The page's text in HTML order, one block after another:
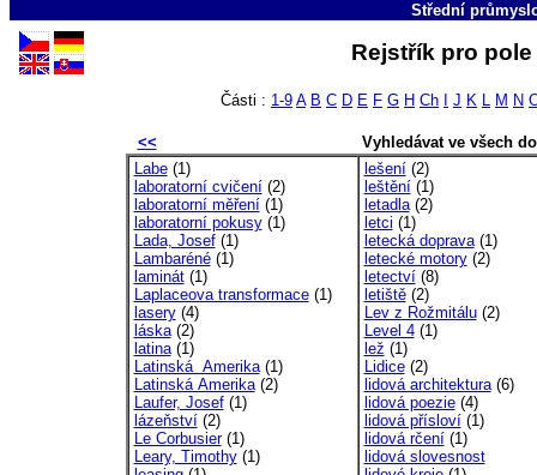
Střední
Rejstřík pro
Části : 1-9 A B C D E F G H Ch J K L M N
<<
Vyhledávat ve všech
Labe(1)
laboratorní cvičení(2)
laboratorní měření(1)
laboratorní pokusy(1)
Lada, Josef(1)
Lambaréné(1)
laminát(1)
Laplaceova transformace(1)
lasery(4)
láska(2)
latina(1)
Latinská Amerika(1)
Latinská Amerika(2)
Laufer, Josef(1)
lázeňství(2)
Le Corbusier(1)
Leary, Timothy(1)
lešení(2)
leštění(1)
letadla(2)
letci (1)
letecká doprava(1)
letecké motory(2)
letectví(8)
letiště(2)
Lev z Rožmitálu(2)
Level 4(1)
lež (1)
Lidice(2)
lidová architektura(6)
lidová poezie(4)
lidová přísloví(1)
lidová rčení(1)
lidová slovesnost